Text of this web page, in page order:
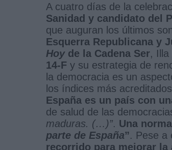
A cuatro días de la
Sanidad y candidato del
que auguran los últimos
Esquerra Republicana y
Hoy de la Cadena Ser, Illa
14-F y su estrategia de
la democracia es un
los índices más
España es un país con
de salud de las
maduras. (…)”. Una
parte de España”. Pese a
recorrido para mejorar